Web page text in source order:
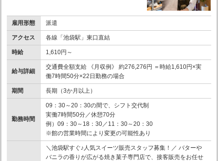
雇用形態 派遣
アクセス 各線「池袋駅」東口直結
時給 1,610円～
給与詳細
交通費全額支給 《月収例》 約276,276円 ＝時給1,610円×実
働7時間50分×22日勤務の場合
期間 長期（3か月以上）
勤務時間
09：30～20：30の間で、シフト交代制
実働7時間50分／休憩70分
例）09：30～18：30／11：30～20：30
※館の営業時間により変更の可能性あり
＼池袋駅すぐ♪人気スイーツ販売スタッフ募集！／ バターや
バニラの香りが広がる焼き菓子専門店で、接客販売をお任せ